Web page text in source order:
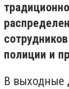
полиции и
В выходные